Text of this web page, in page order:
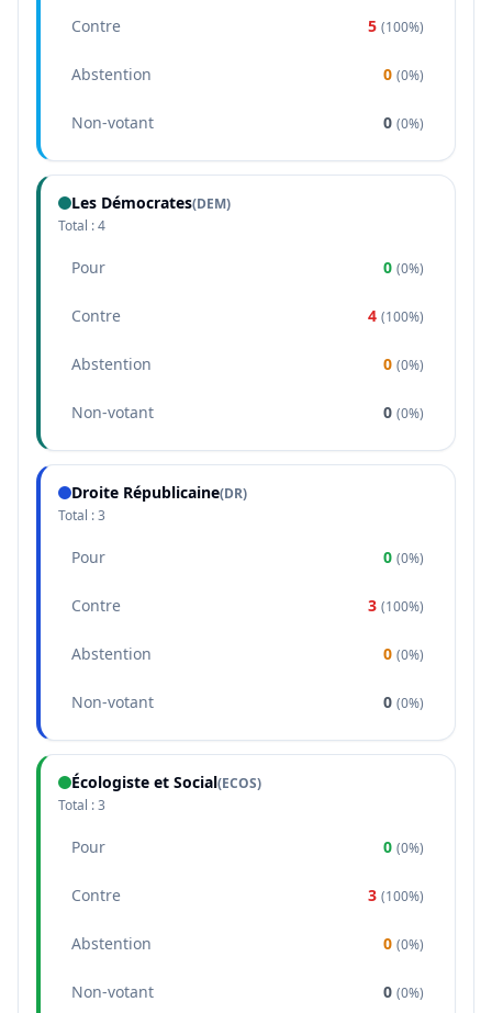
Contre 5 (100%)
Abstention 0 (0%)
Non-votant 0 (0%)
Les Démocrates(DEM)
Total :4
Pour 0 (0%)
Contre 4 (100%)
Abstention 0 (0%)
Non-votant 0 (0%)
Droite Républicaine(DR)
Total :3
Pour 0 (0%)
Contre 3 (100%)
Abstention 0 (0%)
Non-votant 0 (0%)
Écologiste et Social(ECOS)
Total :3
Pour 0 (0%)
Contre 3 (100%)
Abstention 0 (0%)
Non-votant 0 (0%)